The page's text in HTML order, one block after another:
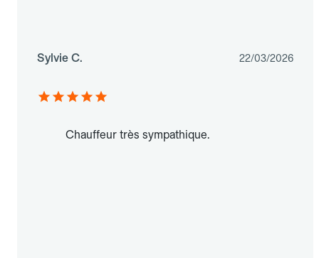
Sylvie C. 22/03/2026
Chauffeur très sympathique.